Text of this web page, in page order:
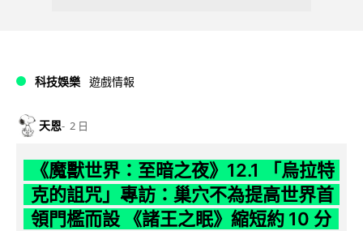
科技娛樂 遊戲情報
天恩 2 日
《魔獸世界：至暗之夜》12.1 「烏拉特
克的詛咒」專訪：巢穴不為提高世界首
領門檻而設 《諸王之眠》縮短約 10 分